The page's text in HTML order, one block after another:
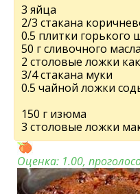
3 яйца
2/3 стакана
0.5 плитки горького
50 г сливочного масла
2 столовые ложки
3/4 стакана муки
0.5 чайной ложки
150 г изюма
3 столовые ложки
Оценка: 1.00,